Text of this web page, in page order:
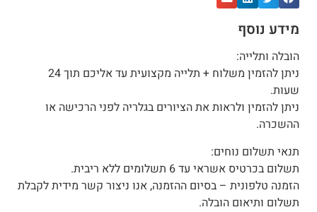
מידע נוסף
הובלה ותלייה:
ניתן להזמין משלוח + תלייה מקצועית עד אליכם תוך 24
שעות.
ניתן להזמין ולראות את הציורים בגלריה לפני הרכישה או
ההשכרה.
תנאי תשלום נוחים:
תשלום בכרטיס אשראי עד 6 תשלומים ללא ריבית.
הזמנה טלפונית – בסיום ההזמנה, אנו ניצור קשר מידית לקבלת
תשלום ותיאום הובלה.